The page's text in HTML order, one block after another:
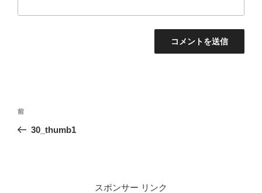
投
前
の
前
30_thumb1
スポンサー リンク